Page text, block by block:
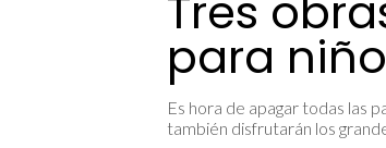
para
Es hora de apagar todas las
también disfrutarán los